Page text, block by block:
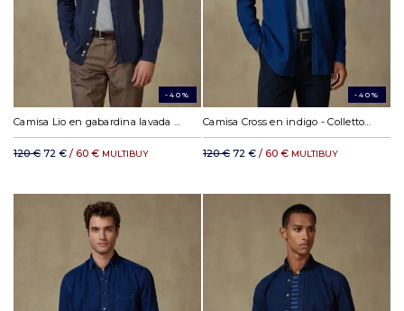
-40%
Camisa Lio en gabardina lavada marino
120 € 72 € / 60 € MULTIBUY
-40%
Camisa Cross en indigo - Colletto button-down
120 € 72 € / 60 € MULTIBUY